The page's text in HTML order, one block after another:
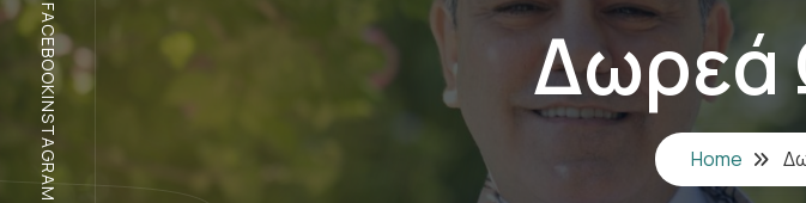
Δωρεά
Home
FACEBOOK
INSTAGRAM